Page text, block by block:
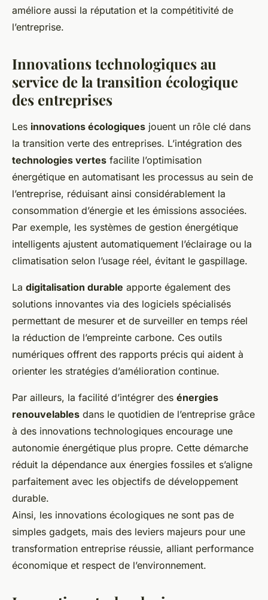
améliore aussi la réputation et la compétitivité de
l’entreprise.
Innovations technologiques au
service de la transition écologique
des entreprises
Les innovations écologiques jouent un rôle clé dans
la transition verte des entreprises. L’intégration des
technologies vertes facilite l’optimisation
énergétique en automatisant les processus au sein de
l’entreprise, réduisant ainsi considérablement la
consommation d’énergie et les émissions associées.
Par exemple, les systèmes de gestion énergétique
intelligents ajustent automatiquement l’éclairage ou la
climatisation selon l’usage réel, évitant le gaspillage.
La digitalisation durable apporte également des
solutions innovantes via des logiciels spécialisés
permettant de mesurer et de surveiller en temps réel
la réduction de l’empreinte carbone. Ces outils
numériques offrent des rapports précis qui aident à
orienter les stratégies d’amélioration continue.
Par ailleurs, la facilité d’intégrer des énergies
renouvelables dans le quotidien de l’entreprise grâce
à des innovations technologiques encourage une
autonomie énergétique plus propre. Cette démarche
réduit la dépendance aux énergies fossiles et s’aligne
parfaitement avec les objectifs de développement
durable.
Ainsi, les innovations écologiques ne sont pas de
simples gadgets, mais des leviers majeurs pour une
transformation entreprise réussie, alliant performance
économique et respect de l’environnement.